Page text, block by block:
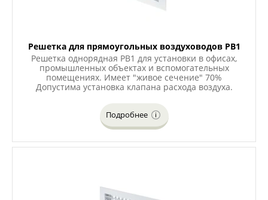
Решетка для прямоугольных воздуховодов РВ1
Решетка однорядная РВ1 для установки в офисах,
промышленных объектах и вспомогательных
помещениях. Имеет "живое сечение" 70%
Допустима установка клапана расхода воздуха.
Подробнее